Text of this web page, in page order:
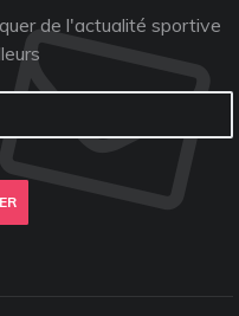
de l'actualité sportive